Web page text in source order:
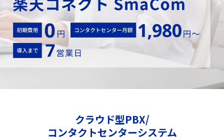
クラウド型PBX/
コンタクトセンターシステム